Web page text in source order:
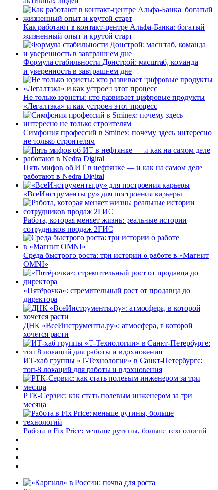
Как работают в контакт-центре Альфа-Банка: богатый
жизненный опыт и крутой старт
Формула стабильности Донстрой: масштаб, команда
и уверенность в завтрашнем дне
Не только юристы: кто развивает цифровые продукты
«Легалтэка» и как устроен этот процесс
Симфония профессий в Sminex: почему здесь интересно
не только строителям
Пять мифов об ИТ в нефтянке — и как на самом деле
работают в Nedra Digital
«ВсеИнструменты.ру» для построения карьеры
Работа, которая меняет жизнь: реальные истории
сотрудников продаж 2ГИС
Среда быстрого роста: три истории о работе в «Магнит
OMNI»
«Пятёрочка»: стремительный рост от продавца до
директора
ДНК «ВсеИнструменты.ру»: атмосфера, в которой
хочется расти
ИТ-хаб группы «Т-Технологии» в Санкт-Петербурге:
топ-8 локаций для работы и вдохновения
РТК-Сервис: как стать полевым инженером за три
месяца
Работа в Fix Price: меньше рутины, больше технологий